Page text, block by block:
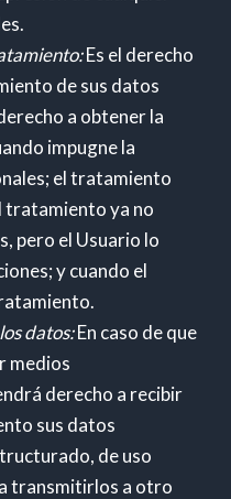
Es el derecho
de sus datos
a obtener la
impugne la
el tratamiento
tratamiento ya no
pero el Usuario lo
y cuando el
datos:En caso de que
medios
derecho a recibir
sus datos
de uso
transmitirlos a otro